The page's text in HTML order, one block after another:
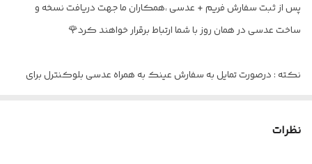
پس از ثبت سفارش فریم + عدسی ،همکاران ما جهت دریافت نسخه و
ساخت عدسی در همان روز با شما ارتباط برقرار خواهند کرد🌹
نکته : درصورت تمایل به سفارش عینک به همراه عدسی بلوکنترل برای
نظرات